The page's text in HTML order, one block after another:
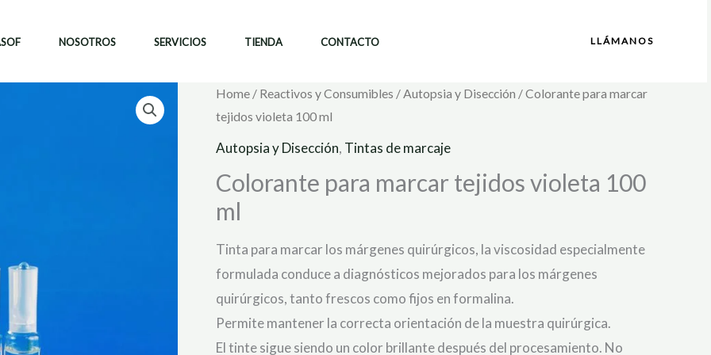
NOSOTROS SERVICIOS TIENDA CONTACTO LLÁMANOS
Home / Reactivos y Consumibles /Autopsia y Disección / Colorante para marcar
tejidos violeta 100 ml
Autopsia y Disección, Tintas de marcaje
Colorante para marcar tejidos violeta 100
ml
Tinta para marcar los márgenes quirúrgicos, la viscosidad especialmente
formulada conduce a diagnósticos mejorados para los márgenes
quirúrgicos, tanto frescos como fijos en formalina.
Permite mantener la correcta orientación de la muestra quirúrgica.
El tinte sigue siendo un color brillante después del procesamiento. No